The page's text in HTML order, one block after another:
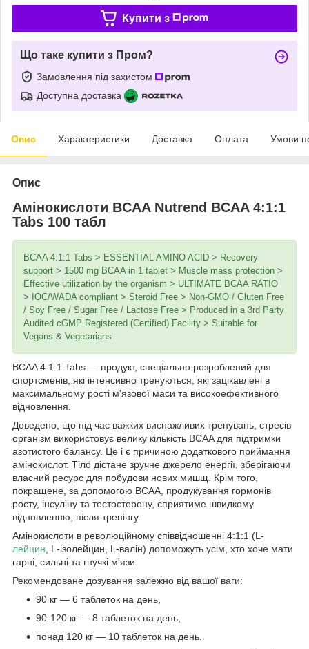
Купити з
Що таке купити з Пром?
Замовлення під захистом
Доступна доставка
Опис Характеристики Доставка Оплата Умови
Опис
Амінокислоти BCAA Nutrend BCAA 4:1:1
Tabs 100 табл
BCAA 4:1:1 Tabs > ESSENTIAL AMINO ACID > Recovery
support > 1500 mg BCAA in 1 tablet > Muscle mass protection >
Effective utilization by the organism > ULTIMATE BCAA RATIO
> IOC/WADA compliant > Steroid Free > Non-GMO / Gluten Free
/ Soy Free / Sugar Free / Lactose Free > Produced in a 3rd Party
Audited cGMP Registered (Certified) Facility > Suitable for
Vegans & Vegetarians
BCAA 4:1:1 Tabs — продукт, спеціально розроблений для
спортсменів, які інтенсивно тренуються, які зацікавлені в
максимальному рості м'язової маси та високоефективного
відновлення.
Доведено, що під час важких виснажливих тренувань, стресів
організм використовує велику кількість BCAA для підтримки
азотистого балансу. Це і є причиною додаткового приймання
амінокислот. Тіло дістане зручне джерело енергії, зберігаючи
власний ресурс для побудови нових мишщ. Крім того,
покращене, за допомогою ВСАА, продукування гормонів
росту, інсуліну та тестостерону, сприятиме швидкому
відновленню, після тренінгу.
Амінокислоти в революційному співвідношенні 4:1:1 (L-
лейцин, L-ізолейцин, L-валін) допоможуть усім, хто хоче мати
гарні, сильні та гнучкі м'язи.
Рекомендоване дозування залежно від вашої ваги:
90 кг — 6 таблеток на день,
90-120 кг — 8 таблеток на день,
понад 120 кг — 10 таблеток на день.